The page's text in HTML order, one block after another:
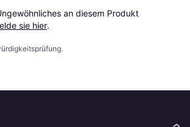
an diesem Produkt
sie hier.